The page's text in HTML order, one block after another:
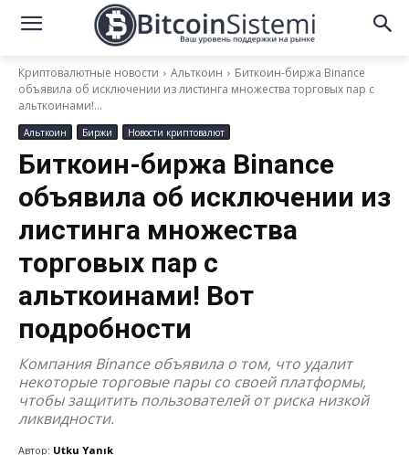
Криптовалютные новости Альткоин
Биткоин-биржа Binance
объявила об исключении из листинга множества торговых пар с
альткоинами!...
Альткоин Биржи Новости криптовалют
Биткоин-биржа Binance
объявила об исключении из
листинга множества
торговых пар с
альткоинами! Вот
подробности
Компания Binance объявила о том, что удалит
некоторые торговые пары со своей платформы,
чтобы защитить пользователей от риска низкой
ликвидности.
Автор: Utku Yanık